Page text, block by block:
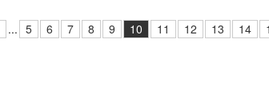
... 5 6 7 8 9 10 11 12 13 14